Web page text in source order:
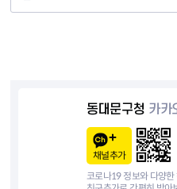
동대문구청 카카
채널추가
코로나19 정보와 다양